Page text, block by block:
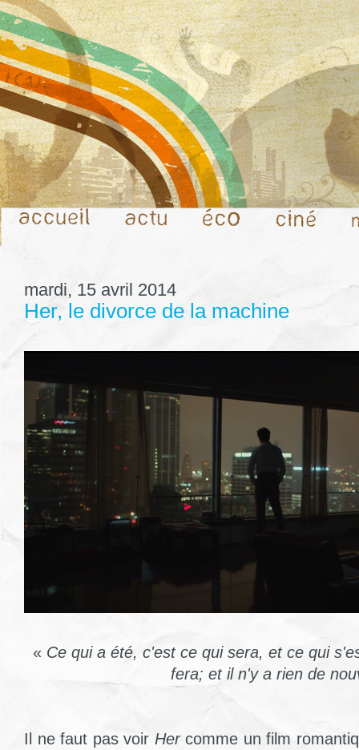
mardi, 15 avril 2014
Her, le divorce de la machine
« Ce qui a été, c'est ce qui sera, et ce qui
fera; et il n'y a rien de
Il ne faut pas voir Hercomme un film